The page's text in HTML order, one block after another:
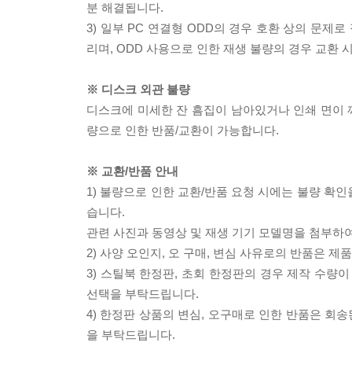
분 해결됩니다.
3) 일부 PC 연결형 ODD의 경우 호환 상의 문제
리며, ODD 사용으로 인한 재생 불량의 경우 교환
※ 디스크 외관 불량
디스크에 미세한 잔 흠집이 남아있거나 인쇄 면
량으로 인한 반품/교환이 가능합니다.
※ 교환/반품 안내
1) 불량으로 인한 교환/반품 요청 시에는 불량 확
습니다.
관련 사진과 동영상 및 재생 기기 모델명을 첨부하
2) 사양 오인지, 오 구매, 변심 사유로의 반품은 제
3) 스틸북 한정판, 초회 한정판의 경우 제작 수량
선택을 부탁드립니다.
4) 한정판 상품의 변심, 오구매로 인한 반품은 회
을 부탁드립니다.